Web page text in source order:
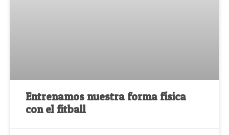
Entrenamos nuestra forma física
con el fitball